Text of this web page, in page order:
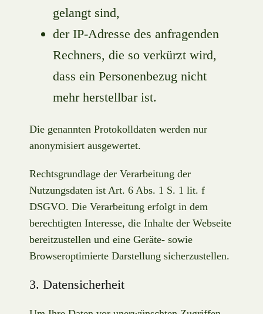
gelangt sind,
der IP-Adresse des anfragenden
Rechners, die so verkürzt wird,
dass ein Personenbezug nicht
mehr herstellbar ist.
Die genannten Protokolldaten werden nur
anonymisiert ausgewertet.
Rechtsgrundlage der Verarbeitung der
Nutzungsdaten ist Art. 6 Abs. 1 S. 1 lit. f
DSGVO. Die Verarbeitung erfolgt in dem
berechtigten Interesse, die Inhalte der Webseite
bereitzustellen und eine Geräte- sowie
Browseroptimierte Darstellung sicherzustellen.
3. Datensicherheit